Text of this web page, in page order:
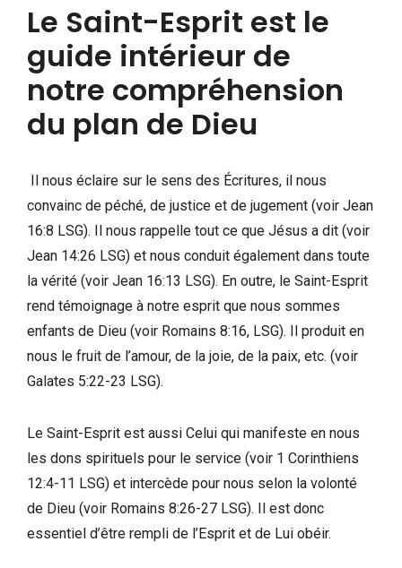
Le Saint-Esprit est le
guide intérieur de
notre compréhension
du plan de Dieu
Il nous éclaire sur le sens des Écritures, il nous
convainc de péché, de justice et de jugement (voir Jean
16:8 LSG). Il nous rappelle tout ce que Jésus a dit (voir
Jean 14:26 LSG) et nous conduit également dans toute
la vérité (voir Jean 16:13 LSG). En outre, le Saint-Esprit
rend témoignage à notre esprit que nous sommes
enfants de Dieu (voir Romains 8:16, LSG). Il produit en
nous le fruit de l’amour, de la joie, de la paix, etc. (voir
Galates 5:22-23 LSG).
Le Saint-Esprit est aussi Celui qui manifeste en nous
les dons spirituels pour le service (voir 1 Corinthiens
12:4-11 LSG) et intercède pour nous selon la volonté
de Dieu (voir Romains 8:26-27 LSG). Il est donc
essentiel d’être rempli de l’Esprit et de Lui obéir.